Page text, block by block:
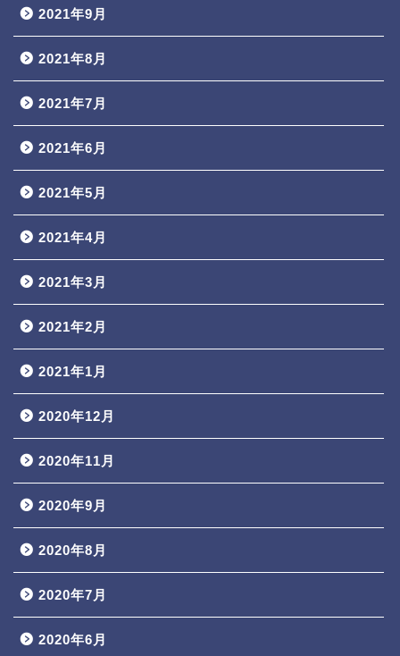
2021年9月
2021年8月
2021年7月
2021年6月
2021年5月
2021年4月
2021年3月
2021年2月
2021年1月
2020年12月
2020年11月
2020年9月
2020年8月
2020年7月
2020年6月